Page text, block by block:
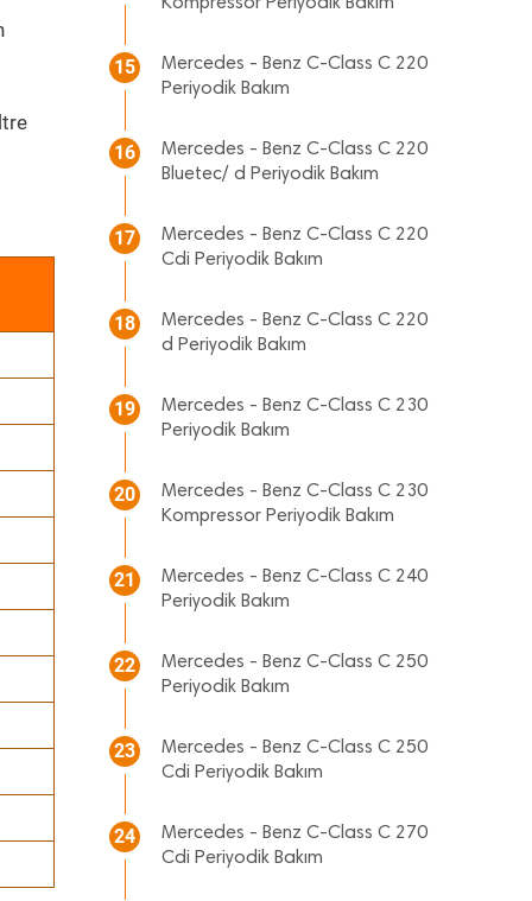
15
Mercedes - Benz C-Class C 220
Periyodik Bakım
16
Mercedes - Benz C-Class C 220
Bluetec/ d Periyodik Bakım
17
Mercedes - Benz C-Class C 220
Cdi Periyodik Bakım
18
Mercedes - Benz C-Class C 220
d Periyodik Bakım
19
Mercedes - Benz C-Class C 230
Periyodik Bakım
20
Mercedes - Benz C-Class C 230
Kompressor Periyodik Bakım
21
Mercedes - Benz C-Class C 240
Periyodik Bakım
22
Mercedes - Benz C-Class C 250
Periyodik Bakım
23
Mercedes - Benz C-Class C 250
Cdi Periyodik Bakım
24
Mercedes - Benz C-Class C 270
Cdi Periyodik Bakım